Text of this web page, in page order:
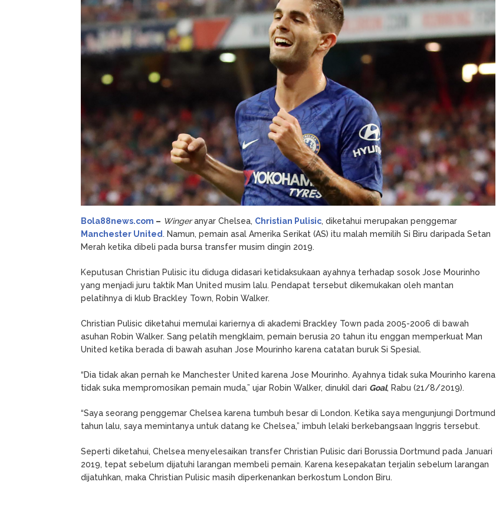
Gara-
Gara
Mourinho
Bola88news.com – Wingeranyar Chelsea, Christian Pulisic, diketahui merupakan penggemar
Manchester United. Namun, pemain asal Amerika Serikat (AS) itu malah memilih Si Biru daripada Setan
Merah ketika dibeli pada bursa transfer musim dingin 2019.
Keputusan Christian Pulisic itu diduga didasari ketidaksukaan ayahnya terhadap sosok Jose Mourinho
yang menjadi juru taktik Man United musim lalu. Pendapat tersebut dikemukakan oleh mantan
pelatihnya di klub Brackley Town, Robin Walker.
Christian Pulisic diketahui memulai kariernya di akademi Brackley Town pada 2005-2006 di bawah
asuhan Robin Walker. Sang pelatih mengklaim, pemain berusia 20 tahun itu enggan memperkuat Man
United ketika berada di bawah asuhan Jose Mourinho karena catatan buruk Si Spesial.
“Dia tidak akan pernah ke Manchester United karena Jose Mourinho. Ayahnya tidak suka Mourinho karena
tidak suka mempromosikan pemain muda,” ujar Robin Walker, dinukil dari Goal, Rabu (21/8/2019).
“Saya seorang penggemar Chelsea karena tumbuh besar di London. Ketika saya mengunjungi Dortmund
tahun lalu, saya memintanya untuk datang ke Chelsea,” imbuh lelaki berkebangsaan Inggris tersebut.
Seperti diketahui, Chelsea menyelesaikan transfer Christian Pulisic dari Borussia Dortmund pada Januari
2019, tepat sebelum dijatuhi larangan membeli pemain. Karena kesepakatan terjalin sebelum larangan
dijatuhkan, maka Christian Pulisic masih diperkenankan berkostum London Biru.